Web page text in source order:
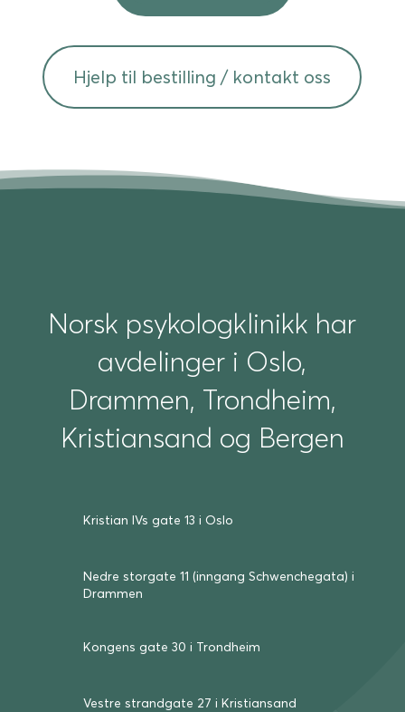
Hjelp til bestilling / kontakt oss
Norsk psykologklinikk har
avdelinger i Oslo,
Drammen, Trondheim,
Kristiansand og Bergen
Kristian IVs gate 13 i Oslo
Nedre storgate 11 (inngang Schwenche­gata) i
Drammen
Kongens gate 30 i Trond­heim
Vestre strand­gate 27 i Kris­tian­sand